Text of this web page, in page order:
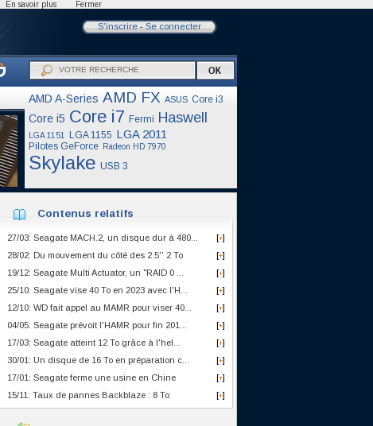
S'inscrire- Se connecter
AMD A-Series AMD FX ASUS Core i3
Core i5 Core i7 Fermi Haswell
LGA 1151 LGA 1155 LGA 2011
Pilotes GeForce Radeon HD 7970
Skylake USB 3
Contenus relatifs
[+]
27/03: Seagate MACH.2, un disque dur à 480...
[+]
28/02: Du mouvement du côté des 2.5'' 2 To
[+]
19/12: Seagate Multi Actuator, un "RAID 0 ...
[+]
25/10: Seagate vise 40 To en 2023 avec l'H...
[+]
12/10: WD fait appel au MAMR pour viser 40...
[+]
04/05: Seagate prévoit l'HAMR pour fin 201...
[+]
17/03: Seagate atteint 12 To grâce à l'hel...
[+]
30/01: Un disque de 16 To en préparation c...
[+]
17/01: Seagate ferme une usine en Chine
[+]
15/11: Taux de pannes Backblaze : 8 To
En savoir plus Fermer